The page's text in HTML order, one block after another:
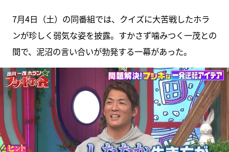
7月4日（土）の同番組では、クイズに大苦戦したホラ
ンが珍しく弱気な姿を披露。すかさず噛みつく一茂との
間で、泥沼の言い合いが勃発する一幕があった。